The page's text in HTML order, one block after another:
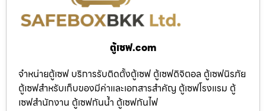
ตู้เซฟ.com
จำหน่ายตู้เซฟ บริการรับติดตั้งตู้เซฟ ตู้เซฟดิจิตอล ตู้เซฟนิรภัย
ตู้เซฟสำหรับเก็บของมีค่าและเอกสารสำคัญ ตู้เซฟโรงแรม ตู้
เซฟสำนักงาน ตู้เซฟกันน้ำ ตู้เซฟกันไฟ